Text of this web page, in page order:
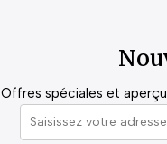
Offres spéciales et